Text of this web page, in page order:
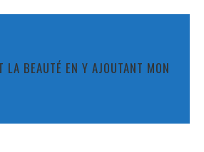
LA BEAUTÉ EN Y AJOUTANT MON